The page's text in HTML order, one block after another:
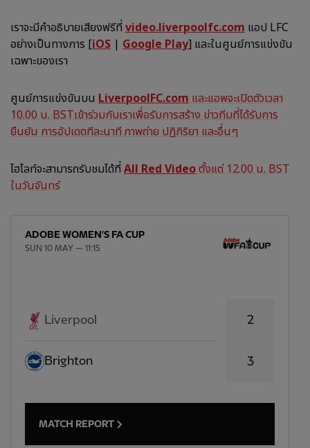
เราจะมีคำอธิบายเสียงฟรีที่ video.liverpoolfc.com แอป LFC
อย่างเป็นทางการ [iOS | Google Play] และในศูนย์การแข่งขัน
เฉพาะของเรา
ศูนย์การแข่งขันบน LiverpoolFC.com และแอพจะเปิดตัวเวลา
10.00 น. BSTเข้าร่วมกับเราเพื่อรับการสร้าง ข่าวทีมที่ได้รับการ
ยืนยัน การอัปเดตทีละนาที ภาพถ่าย ปฏิกิริยา และอื่นๆ
ไฮไลท์จะสามารถรับชมได้ที่ All Red Videoตั้งแต่ 12.00 น. BST
ในวันจันทร์
ADOBE WOMEN'S FA CUP
SUN 10 MAY — 11:15
Liverpool
Brighton
2
3
MATCH REPORT